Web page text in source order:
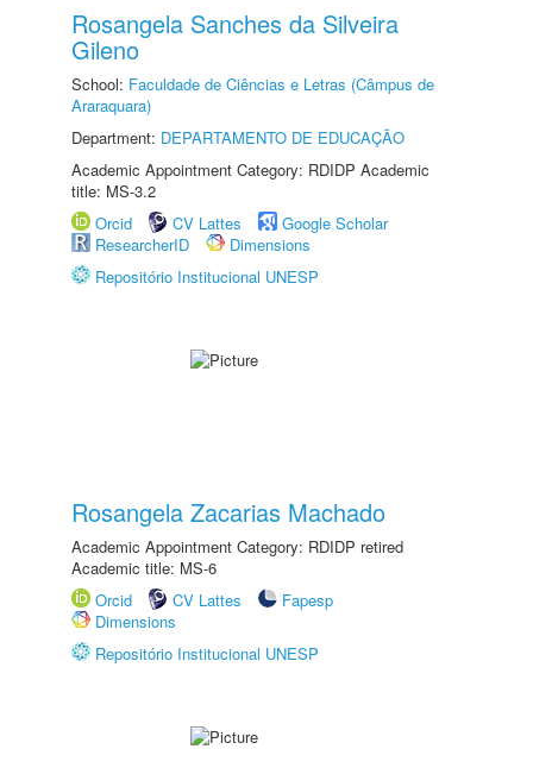
Rosangela Sanches da Silveira
Gileno
School: Faculdade de Ciências e Letras (Câmpus de
Araraquara)
Department: DEPARTAMENTO DE EDUCAÇÃO
Academic Appointment Category: RDIDP Academic
title: MS-3.2
Orcid
CV Lattes
Google Scholar
ResearcherID
Dimensions
Repositório Institucional UNESP
Rosangela Zacarias Machado
Academic Appointment Category: RDIDP retired
Academic title: MS-6
Orcid
CV Lattes
Fapesp
Dimensions
Repositório Institucional UNESP